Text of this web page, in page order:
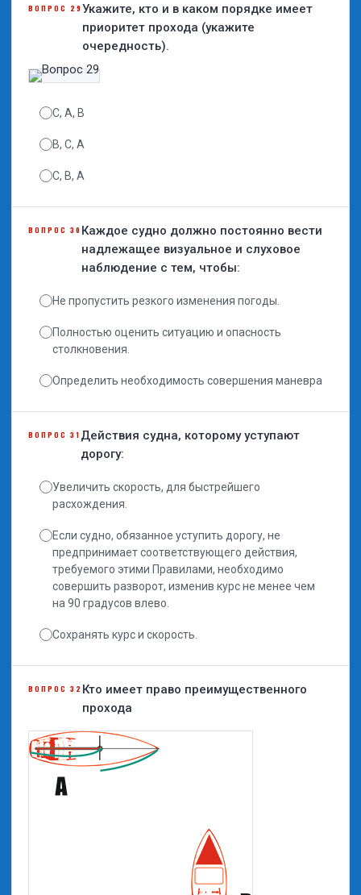
ВОПРОС 29Укажите, кто и в каком порядке имеет
приоритет прохода (укажите
очередность).
C, A, B
B, C, A
C, B, A
ВОПРОС 30 Каждое судно должно постоянно вести
надлежащее визуальное и слуховое
наблюдение с тем, чтобы:
Не пропустить резкого изменения погоды.
Полностью оценить ситуацию и опасность
столкновения.
Определить необходимость совершения маневра
ВОПРОС 31 Действия судна, которому уступают
дорогу:
Увеличить скорость, для быстрейшего
расхождения.
Если судно, обязанное уступить дорогу, не
предпринимает соответствующего действия,
требуемого этими Правилами, необходимо
совершить разворот, изменив курс не менее чем
на 90 градусов влево.
Сохранять курс и скорость.
ВОПРОС 32 Кто имеет право преимущественного
прохода